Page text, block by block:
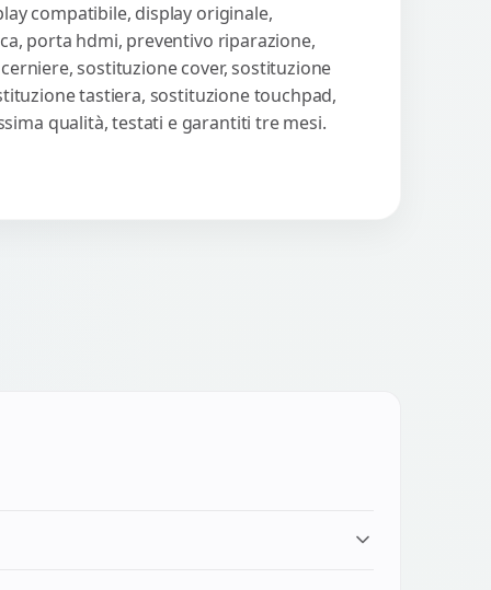
compatibile, display originale,
porta hdmi, preventivo riparazione,
sostituzione cover, sostituzione
tastiera, sostituzione touchpad,
qualità, testati e garantiti tre mesi.